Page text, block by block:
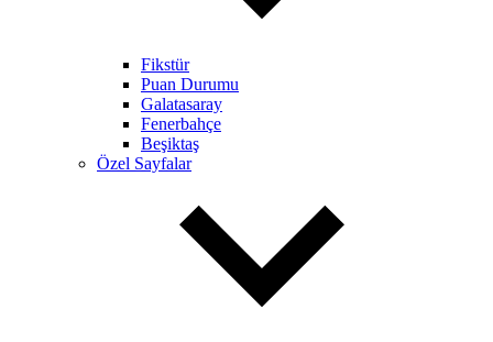
Fikstür
Puan Durumu
Galatasaray
Fenerbahçe
Beşiktaş
Özel Sayfalar